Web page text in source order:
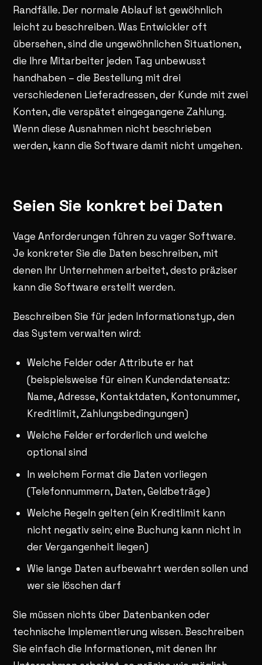
Randfälle. Der normale Ablauf ist gewöhnlich
leicht zu beschreiben. Was Entwickler oft
übersehen, sind die ungewöhnlichen Situationen,
die Ihre Mitarbeiter jeden Tag unbewusst
handhaben – die Bestellung mit drei
verschiedenen Lieferadressen, der Kunde mit zwei
Konten, die verspätet eingegangene Zahlung.
Wenn diese Ausnahmen nicht beschrieben
werden, kann die Software damit nicht umgehen.
Seien Sie konkret bei Daten
Vage Anforderungen führen zu vager Software.
Je konkreter Sie die Daten beschreiben, mit
denen Ihr Unternehmen arbeitet, desto präziser
kann die Software erstellt werden.
Beschreiben Sie für jeden Informationstyp, den
das System verwalten wird:
Welche Felder oder Attribute er hat
(beispielsweise für einen Kundendatensatz:
Name, Adresse, Kontaktdaten, Kontonummer,
Kreditlimit, Zahlungsbedingungen)
Welche Felder erforderlich und welche
optional sind
In welchem Format die Daten vorliegen
(Telefonnummern, Daten, Geldbeträge)
Welche Regeln gelten (ein Kreditlimit kann
nicht negativ sein; eine Buchung kann nicht in
der Vergangenheit liegen)
Wie lange Daten aufbewahrt werden sollen und
wer sie löschen darf
Sie müssen nichts über Datenbanken oder
technische Implementierung wissen. Beschreiben
Sie einfach die Informationen, mit denen Ihr